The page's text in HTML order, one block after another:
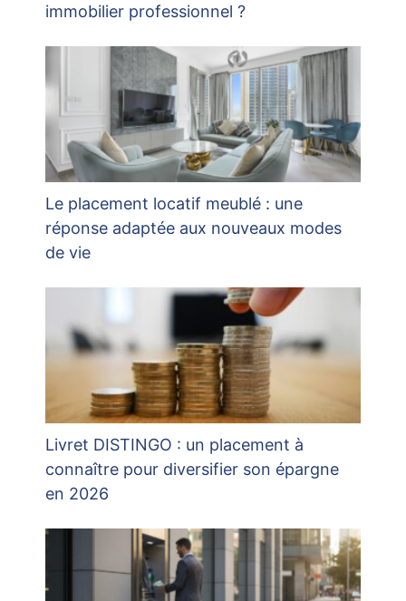
immobilier professionnel ?
Le placement locatif meublé : une
réponse adaptée aux nouveaux modes
de vie
Livret DISTINGO : un placement à
connaître pour diversifier son épargne
en 2026